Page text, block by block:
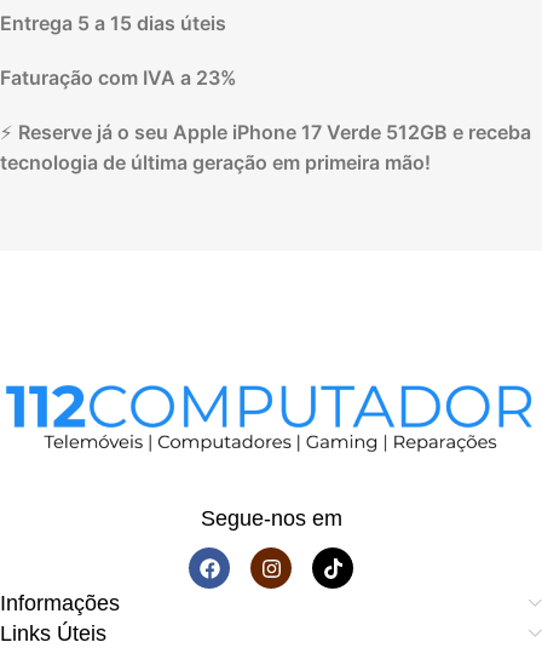
Entrega 5 a 15 dias úteis
Faturação com IVA a 23%
⚡ Reserve já o seu Apple iPhone 17 Verde 512GB e receba
tecnologia de última geração em primeira mão!
Segue-nos em
Informações
Links Úteis